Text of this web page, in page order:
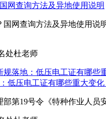
网查询方法及异地使用说明
国网查询方法及异地使用
处杜老师
低压电工证有哪些重大变化
部第19号令《特种作业人